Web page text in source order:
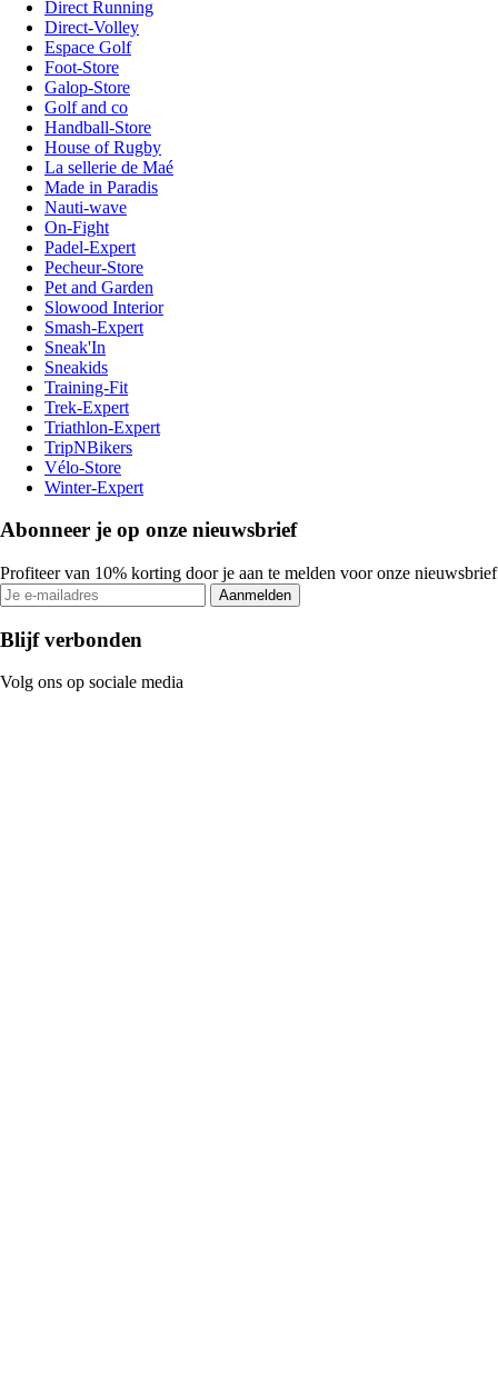
Direct Running
Direct-Volley
Espace Golf
Foot-Store
Galop-Store
Golf and co
Handball-Store
House of Rugby
La sellerie de Maé
Made in Paradis
Nauti-wave
On-Fight
Padel-Expert
Pecheur-Store
Pet and Garden
Slowood Interior
Smash-Expert
Sneak'In
Sneakids
Training-Fit
Trek-Expert
Triathlon-Expert
TripNBikers
Vélo-Store
Winter-Expert
Abonneer je op onze nieuwsbrief
Profiteer van 10% korting door je aan te melden voor onze nieuwsbrief
Aanmelden
Blijf verbonden
Volg ons op sociale media